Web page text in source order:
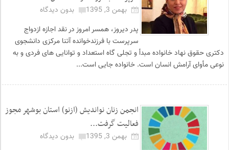
بهمن 3, 1395
بدون دیدگاه
پدر دیروز، همسر امروز در نقد اجازه ازدواج
سرپرست با فرزندخوانده آتنا مرکزی دانشجوی
دکتری حقوق نهاد خانواده مبدأ و تجلی گاه استعداد و توانایی های فردی و به
نوعی مأوای آرامش انسان است. خانواده جایی است...
انجمن زنان نواندیش (ازنو) استان بوشهر مجوز
فعالیت گرفت...
بهمن 3, 1395
بدون دیدگاه